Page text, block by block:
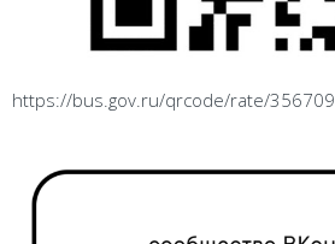
https://bus.gov.ru/qrcode/rate/356709